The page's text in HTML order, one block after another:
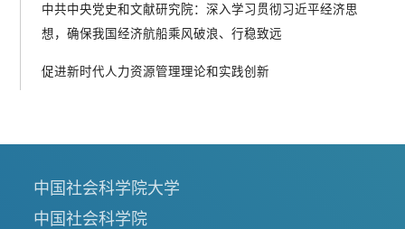
中共中央党史和文献研究院：深入学习贯彻习近平经济思
想，确保我国经济航船乘风破浪、行稳致远
促进新时代人力资源管理理论和实践创新
中国社会科学院大学
中国社会科学院